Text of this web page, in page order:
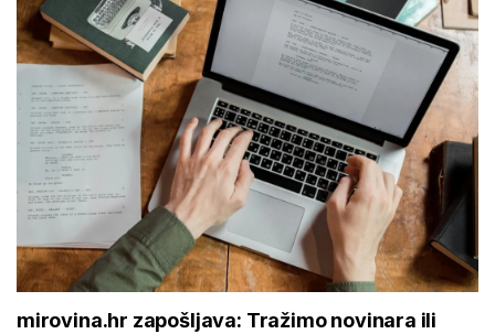
mirovina.hr zapošljava: Tražimo novinara ili